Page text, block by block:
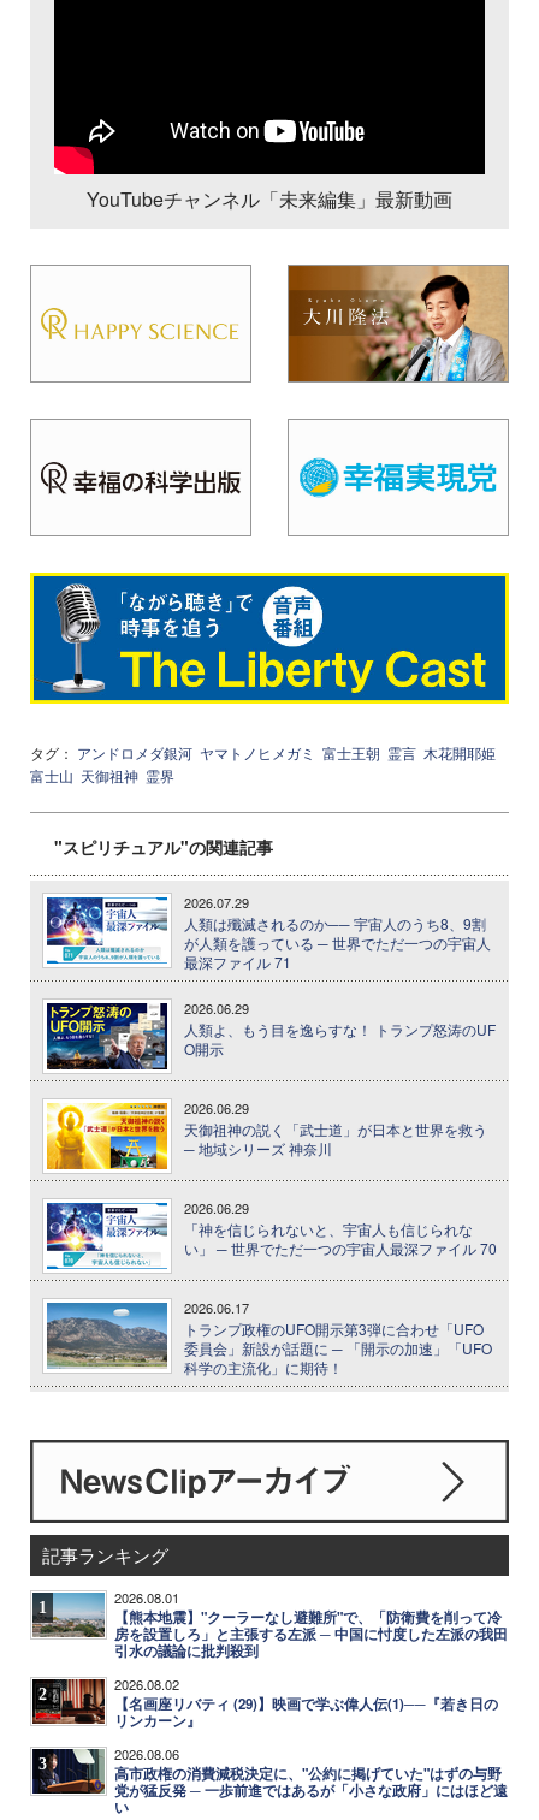
YouTubeチャンネル「未来編集」最新動画
タグ： アンドロメダ銀河 ヤマトノヒメガミ 富士王朝 霊言 木花開耶姫
富士山 天御祖神 霊界
"スピリチュアル"の関連記事
2026.07.29
人類は殲滅されるのか── 宇宙人のうち8、9割
が人類を護っている ─ 世界でただ一つの宇宙人
最深ファイル 71
2026.06.29
人類よ、もう目を逸らすな！ トランプ怒涛のUF
O開示
2026.06.29
天御祖神の説く「武士道」が日本と世界を救う
─ 地域シリーズ 神奈川
2026.06.29
「神を信じられないと、宇宙人も信じられな
い」 ─ 世界でただ一つの宇宙人最深ファイル 70
2026.06.17
トランプ政権のUFO開示第3弾に合わせ「UFO
委員会」新設が話題に ─ 「開示の加速」「UFO
科学の主流化」に期待！
記事ランキング
1 2026.08.01
【熊本地震】"クーラーなし避難所"で、「防衛費を削って冷
房を設置しろ」と主張する左派 ─ 中国に忖度した左派の我田
引水の議論に批判殺到
2 2026.08.02
【名画座リバティ (29)】映画で学ぶ偉人伝(1)──『若き日の
リンカーン』
3 2026.08.06
高市政権の消費減税決定に、"公約に掲げていた"はずの与野
党が猛反発 ─ 一歩前進ではあるが「小さな政府」にはほど遠
い